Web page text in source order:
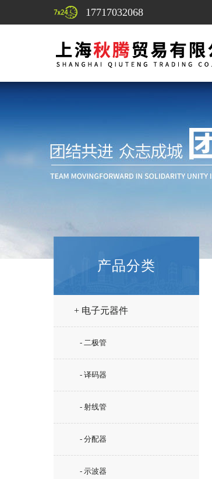
17717032068
产品分类
+ 电子元器件
- 二极管
- 译码器
- 射线管
- 分配器
- 示波器